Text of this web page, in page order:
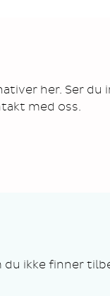
her. Ser du
med oss.
du ikke finner